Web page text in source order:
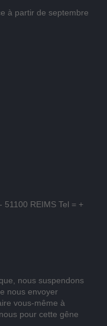
à partir de septembre
51100 REIMS Tel = +
nous suspendons
nous envoyer
vous-même à
pour cette gêne